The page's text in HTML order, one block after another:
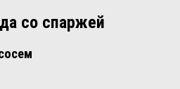
со спаржей